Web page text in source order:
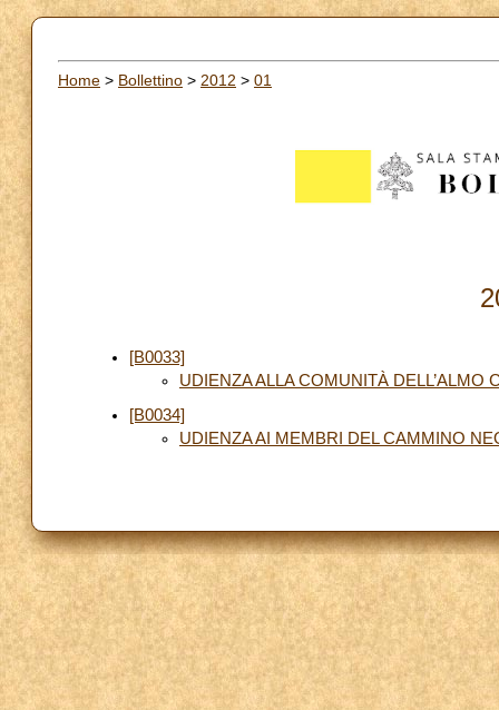
Home > Bollettino > 2012 > 01
[B0033]
UDIENZA ALLA COMUNITÀ DELL’ALMO
[B0034]
UDIENZA AI MEMBRI DEL CAMMINO